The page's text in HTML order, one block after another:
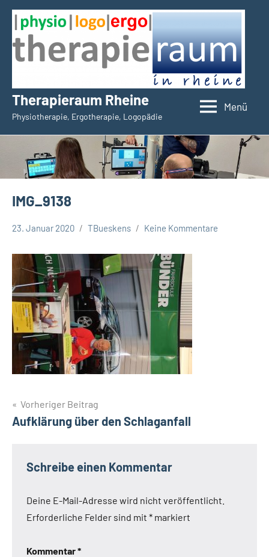
Zum
Inhalt
springen
Therapieraum Rheine
Physiotherapie, Ergotherapie, Logopädie
Menü
IMG_9138
23. Januar 2020 TBueskens Keine Kommentare
Beitragsnavigation
Vorheriger Beitrag
Aufklärung über den Schlaganfall
Schreibe einen Kommentar
Deine E-Mail-Adresse wird nicht veröffentlicht.
Erforderliche Felder sind mit * markiert
Kommentar*